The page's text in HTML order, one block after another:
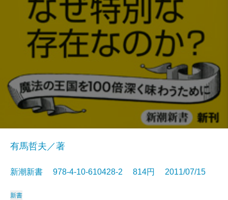
有馬哲夫／著
新潮新書 978-4-10-610428-2 814円 2011/07/15
新書